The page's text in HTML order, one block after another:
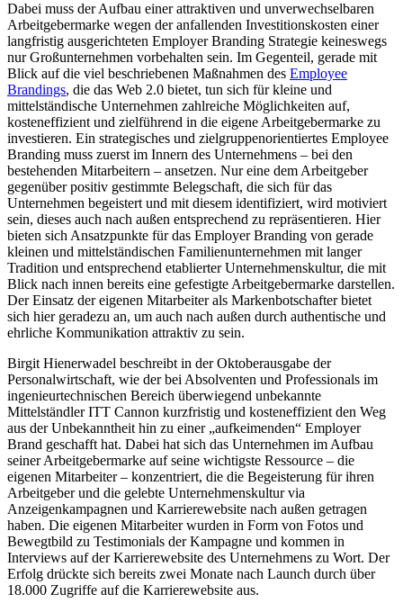
Dabei muss der Aufbau einer attraktiven und unverwechselbaren
Arbeitgebermarke wegen der anfallenden Investitionskosten einer
langfristig ausgerichteten Employer Branding Strategie keineswegs
nur Großunternehmen vorbehalten sein. Im Gegenteil, gerade mit
Blick auf die viel beschriebenen Maßnahmen des Employee
Brandings, die das Web 2.0 bietet, tun sich für kleine und
mittelständische Unternehmen zahlreiche Möglichkeiten auf,
kosteneffizient und zielführend in die eigene Arbeitgebermarke zu
investieren. Ein strategisches und zielgruppenorientiertes Employee
Branding muss zuerst im Innern des Unternehmens – bei den
bestehenden Mitarbeitern – ansetzen. Nur eine dem Arbeitgeber
gegenüber positiv gestimmte Belegschaft, die sich für das
Unternehmen begeistert und mit diesem identifiziert, wird motiviert
sein, dieses auch nach außen entsprechend zu repräsentieren. Hier
bieten sich Ansatzpunkte für das Employer Branding von gerade
kleinen und mittelständischen Familienunternehmen mit langer
Tradition und entsprechend etablierter Unternehmenskultur, die mit
Blick nach innen bereits eine gefestigte Arbeitgebermarke darstellen.
Der Einsatz der eigenen Mitarbeiter als Markenbotschafter bietet
sich hier geradezu an, um auch nach außen durch authentische und
ehrliche Kommunikation attraktiv zu sein.
Birgit Hienerwadel beschreibt in der Oktoberausgabe der
Personalwirtschaft, wie der bei Absolventen und Professionals im
ingenieurtechnischen Bereich überwiegend unbekannte
Mittelständler ITT Cannon kurzfristig und kosteneffizient den Weg
aus der Unbekanntheit hin zu einer „aufkeimenden“ Employer
Brand geschafft hat. Dabei hat sich das Unternehmen im Aufbau
seiner Arbeitgebermarke auf seine wichtigste Ressource – die
eigenen Mitarbeiter – konzentriert, die die Begeisterung für ihren
Arbeitgeber und die gelebte Unternehmenskultur via
Anzeigenkampagnen und Karrierewebsite nach außen getragen
haben. Die eigenen Mitarbeiter wurden in Form von Fotos und
Bewegtbild zu Testimonials der Kampagne und kommen in
Interviews auf der Karrierewebsite des Unternehmens zu Wort. Der
Erfolg drückte sich bereits zwei Monate nach Launch durch über
18.000 Zugriffe auf die Karrierewebsite aus.